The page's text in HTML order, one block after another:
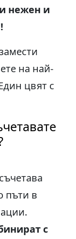
нежен и
на най-
цвят с
пъти в
с